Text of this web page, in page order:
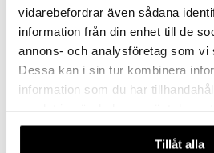
vidarebefordrar även sådana
information från din enhet till de
annons- och analysföretag som vi
Dessa kan i sin tur kombinera
information som du har
våra cookies vid fortsatt
Tillåt alla